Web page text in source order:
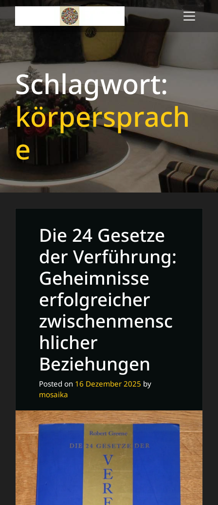
Skip
to
content
Schlagwort:
körpersprach
e
Die 24 Gesetze
der Verführung:
Geheimnisse
erfolgreicher
zwischenmensc
hlicher
Beziehungen
Posted on 16 Dezember 2025 by
mosaika